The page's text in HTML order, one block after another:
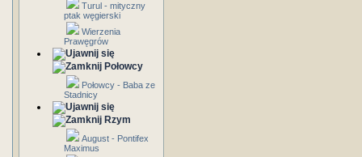
Turul - mityczny
ptak węgierski
Wierzenia
Prawęgrów
Połowcy
Połowcy - Baba ze
Stadnicy
Rzym
August - Pontifex
Maximus